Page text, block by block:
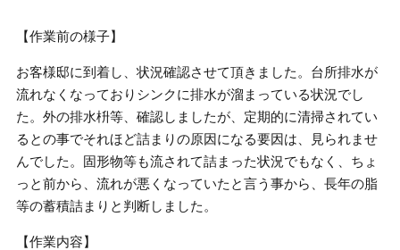
【作業前の様子】
お客様邸に到着し、状況確認させて頂きました。台所排水が
流れなくなっておりシンクに排水が溜まっている状況でし
た。外の排水枡等、確認しましたが、定期的に清掃されてい
るとの事でそれほど詰まりの原因になる要因は、見られませ
んでした。固形物等も流されて詰まった状況でもなく、ちょ
っと前から、流れが悪くなっていたと言う事から、長年の脂
等の蓄積詰まりと判断しました。
【作業内容】